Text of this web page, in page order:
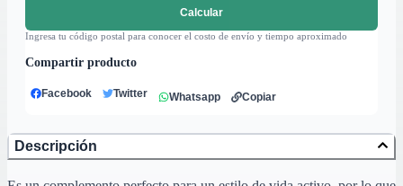
Calcular
Ingresa tu código postal para conocer el costo de envío y tiempo aproximado
Compartir producto
Facebook Twitter Whatsapp Copiar
Descripción